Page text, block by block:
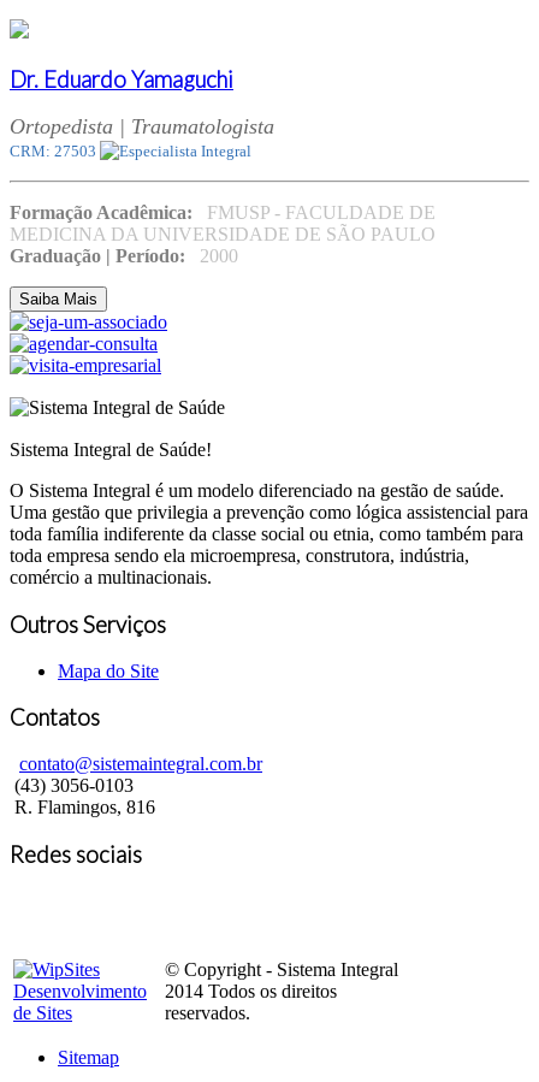
Dr. Eduardo Yamaguchi
Ortopedista | Traumatologista
CRM: 27503
Formação Acadêmica:
FMUSP - FACULDADE DE
MEDICINA DA UNIVERSIDADE DE SÃO PAULO
Graduação | Período:
2000
Saiba Mais
Sistema Integral de Saúde!
O Sistema Integral é um modelo diferenciado na gestão de saúde.
Uma gestão que privilegia a prevenção como lógica assistencial para
toda família indiferente da classe social ou etnia, como também para
toda empresa sendo ela microempresa, construtora, indústria,
comércio a multinacionais.
Outros Serviços
Mapa do Site
Contatos
contato@sistemaintegral.com.br
(43) 3056-0103
R. Flamingos, 816
Redes sociais
© Copyright - Sistema Integral
2014 Todos os direitos
reservados.
Sitemap